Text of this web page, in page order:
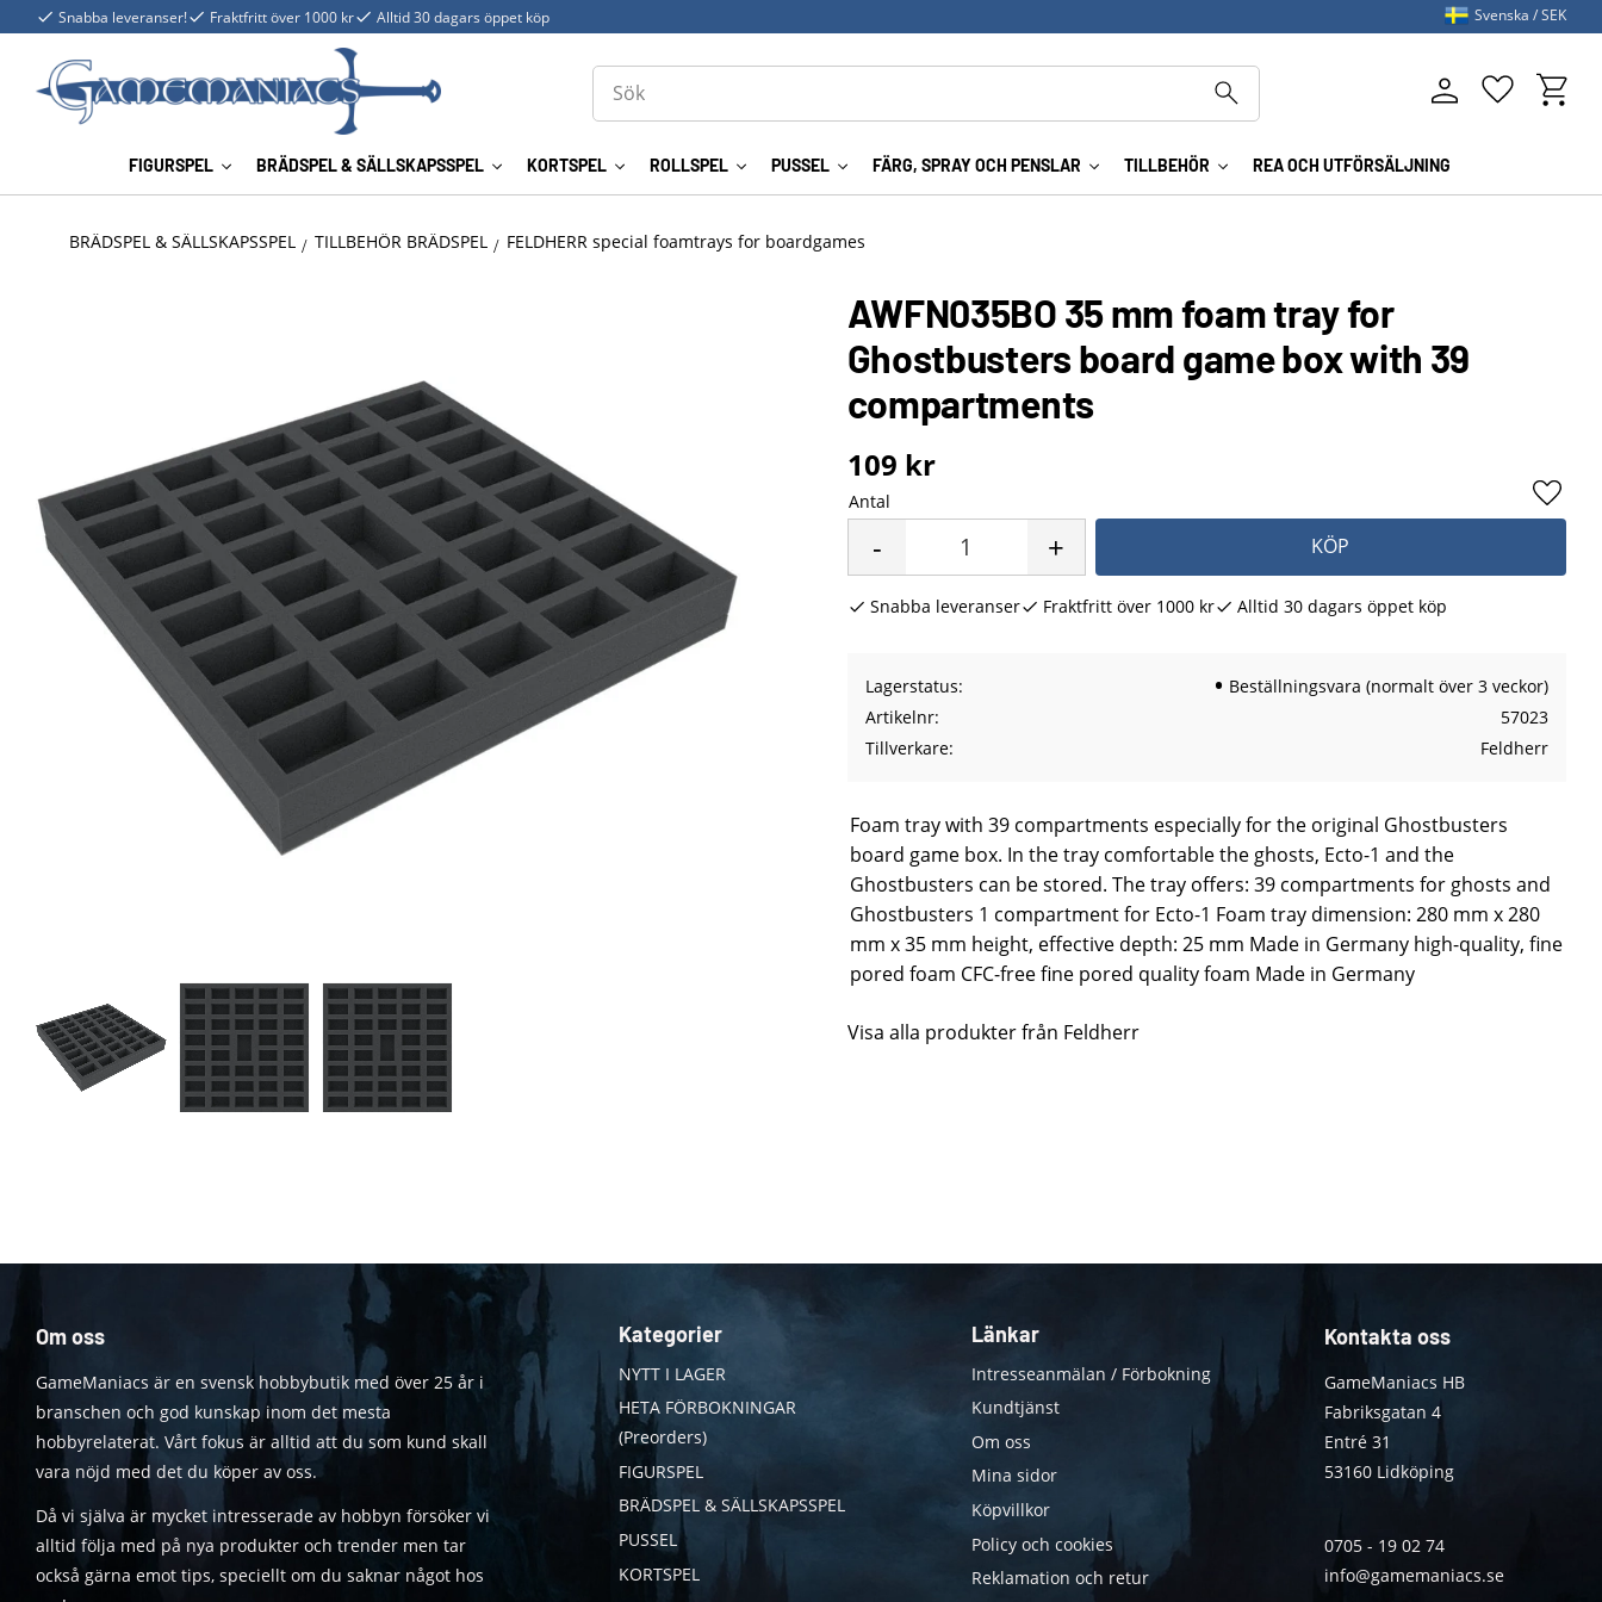
Snabba leveranser! Fraktfritt över 1000 kr Alltid 30 dagars öppet köp
FIGURSPEL BRÄDSPEL & SÄLLSKAPSSPEL KORTSPEL ROLLSPEL PUSSEL FÄRG, SPRAY OCH PENSLAR TILLBEHÖR REA OCH UTFÖRSÄLJNING
Favoriter
Svenska SEK
BRÄDSPEL & SÄLLSKAPSSPEL TILLBEHÖR BRÄDSPEL FELDHERR special foamtrays for boardgames
AWFN035BO 35 mm foam tray for
Ghostbusters board game box with 39
compartments
109 kr
Antal
+
- KÖP
Lägg
Snabba leveranser Fraktfritt över 1000 kr Alltid 30 dagars öppet köp
Lagerstatus
Beställningsvara (normalt över 3 veckor)
Artikelnr
57023
Tillverkare
Feldherr
Foam tray with 39 compartments especially for the original Ghostbusters
board game box. In the tray comfortable the ghosts, Ecto-1 and the
Ghostbusters can be stored. The tray offers: 39 compartments for ghosts and
Ghostbusters 1 compartment for Ecto-1 Foam tray dimension: 280 mm x 280
mm x 35 mm height, effective depth: 25 mm Made in Germany high-quality, fine
pored foam CFC-free fine pored quality foam Made in Germany
Visa alla produkter från Feldherr
Om oss
GameManiacs är en svensk hobbybutik med över 25 år i
branschen och god kunskap inom det mesta
hobbyrelaterat. Vårt fokus är alltid att du som kund skall
vara nöjd med det du köper av oss.
Då vi själva är mycket intresserade av hobbyn försöker vi
alltid följa med på nya produkter och trender men tar
också gärna emot tips, speciellt om du saknar något hos
Kategorier
NYTT I LAGER
HETA FÖRBOKNINGAR
(Preorders)
FIGURSPEL
BRÄDSPEL & SÄLLSKAPSSPEL
PUSSEL
KORTSPEL
Länkar
Intresseanmälan / Förbokning
Kundtjänst
Om oss
Mina sidor
Köpvillkor
Policy och cookies
Reklamation och retur
Kontakta oss
GameManiacs HB
Fabriksgatan 4
Entré 31
53160 Lidköping
0705 - 19 02 74
info@gamemaniacs.se